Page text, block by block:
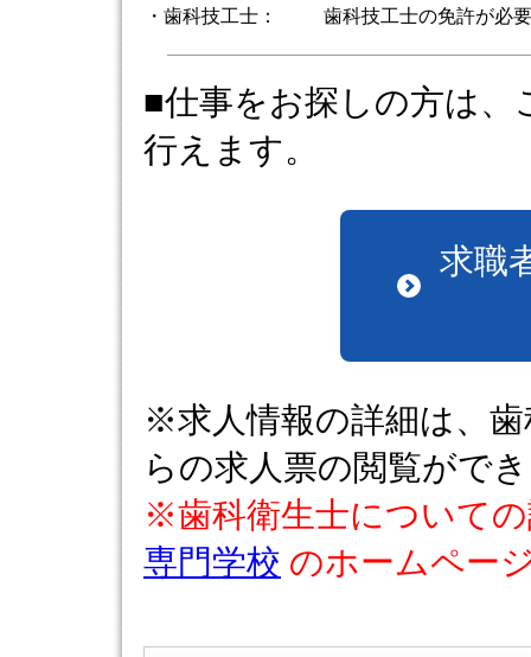
・歯科技工士：
歯科技工士の免許が必
■仕事をお探しの方は、
行えます。
求職
※求人情報の詳細は、
らの求人票の閲覧がで
※歯科衛生士について
専門学校 のホームペー